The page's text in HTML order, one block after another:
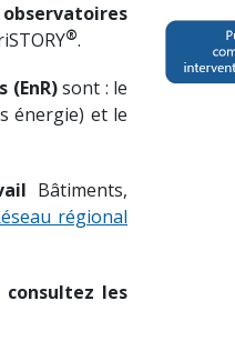
®.
(EnR)sont : le
énergie) et le
Bâtiments,
régional
consultez les